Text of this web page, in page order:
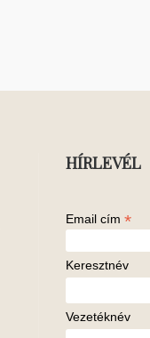
HÍRLEVÉL
Email cím *
Keresztnév
Vezetéknév